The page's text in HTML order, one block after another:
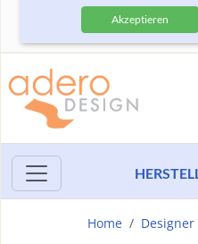
Akzeptieren
Home Designer